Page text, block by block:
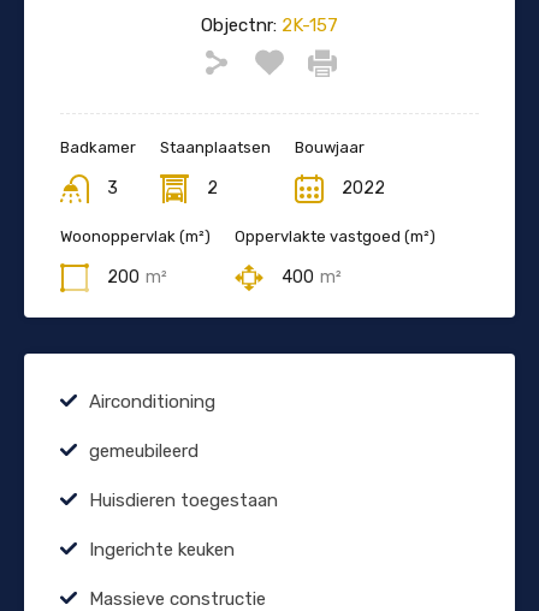
Objectnr: 2K-157
Badkamer
3
Staanplaatsen
2
Bouwjaar
2022
Woonoppervlak (m²)
200 m²
Oppervlakte vastgoed (m²)
400 m²
Airconditioning
gemeubileerd
Huisdieren toegestaan
Ingerichte keuken
Massieve constructie